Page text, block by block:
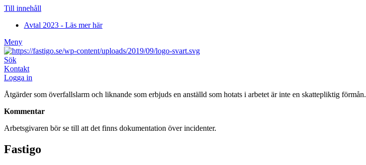
Till innehåll
Avtal 2023 - Läs mer här
Meny
Sök
Kontakt
Logga in
Åtgärder som överfallslarm och liknande som erbjuds en anställd som hotats i arbetet är inte en skattepliktig förmån.
Kommentar
Arbetsgivaren bör se till att det finns dokumentation över incidenter.
Fastigo